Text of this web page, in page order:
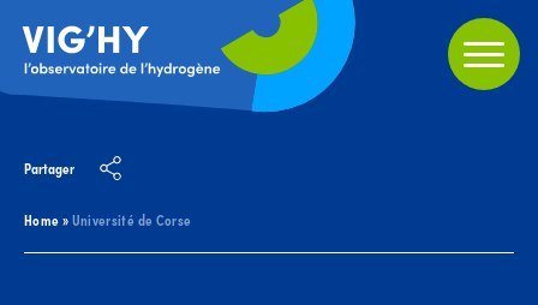
Home»Université de Corse
Partager